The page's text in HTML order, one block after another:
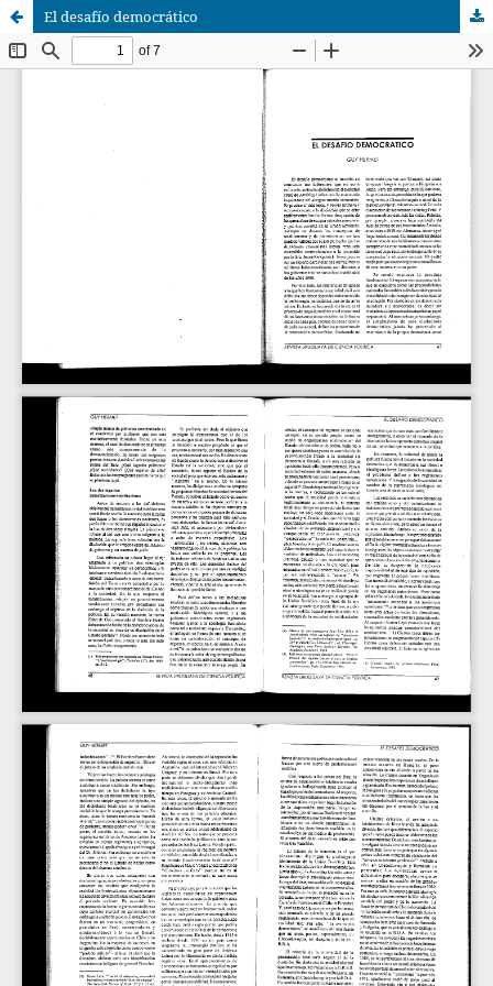
El desafío democrático